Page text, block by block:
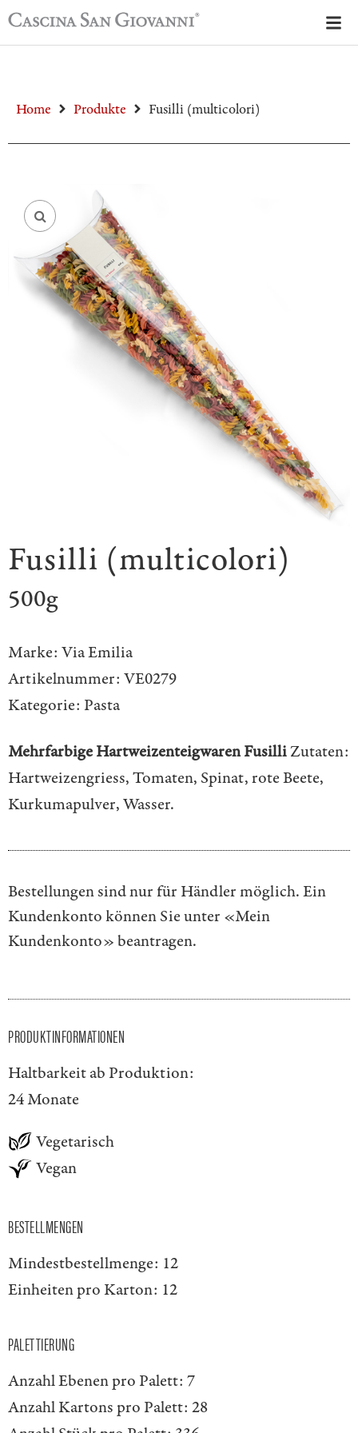
Home Produkte Fusilli (multicolori)
Fusilli (multicolori)
500g
Marke: Via Emilia
Artikelnummer: VE0279
Kategorie: Pasta
Mehrfarbige Hartweizenteigwaren FusilliZutaten:
Hartweizengriess, Tomaten, Spinat, rote Beete,
Kurkumapulver, Wasser.
Bestellungen sind nur für Händler möglich. Ein
Kundenkonto können Sie unter «Mein
Kundenkonto»beantragen.
PRODUKTINFORMATIONEN
Haltbarkeit ab Produktion:
24 Monate
Vegetarisch
Vegan
BESTELLMENGEN
Mindestbestellmenge: 12
Einheiten pro Karton: 12
PALETTIERUNG
Anzahl Ebenen pro Palett: 7
Anzahl Kartons pro Palett: 28